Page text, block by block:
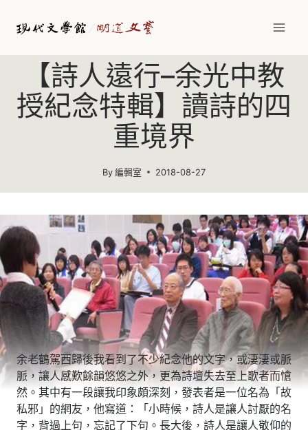
【詩人遠行–余光中教
授紀念特輯】讀詩的四
重境界
By 編輯室 2018-08-27
余老鶴駕西歸後我看到了不少紀念他的文字，或淒淒或脈
脈，讓人感歎餘韻悠悠之外，更為詩壇失去至上歌者而愴
然。其中有一段讓我印象頗深刻，發表者是一位名為「故
私邪」的網友，他寫道：「小時候，詩人是讓人討厭的名
字，背過上句，忘記了下句。長大後，詩人是讓人敬仰的